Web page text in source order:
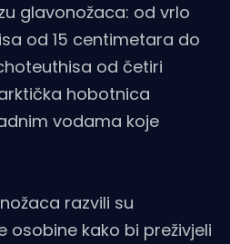
glavonožaca: od vrlo
od 15 centimetara do
od četiri
hobotnica
vodama koje
razvili su
osobine kako bi preživjeli